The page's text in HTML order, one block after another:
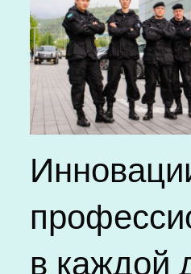
в каждой